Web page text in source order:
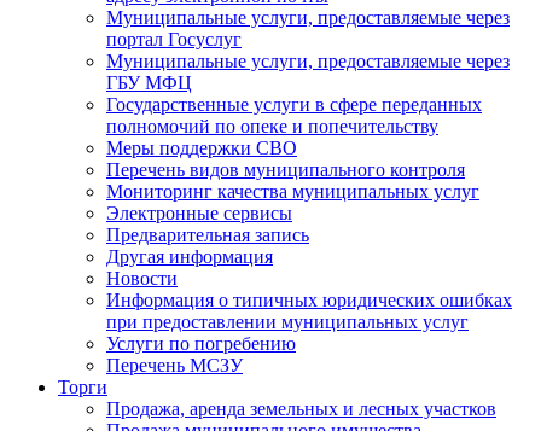
Муниципальные услуги, предоставляемые через
портал Госуслуг
Муниципальные услуги, предоставляемые через
ГБУ МФЦ
Государственные услуги в сфере переданных
полномочий по опеке и попечительству
Меры поддержки СВО
Перечень видов муниципального контроля
Мониторинг качества муниципальных услуг
Электронные сервисы
Предварительная запись
Другая информация
Новости
Информация о типичных юридических ошибках
при предоставлении муниципальных услуг
Услуги по погребению
Перечень МСЗУ
Торги
Продажа, аренда земельных и лесных участков